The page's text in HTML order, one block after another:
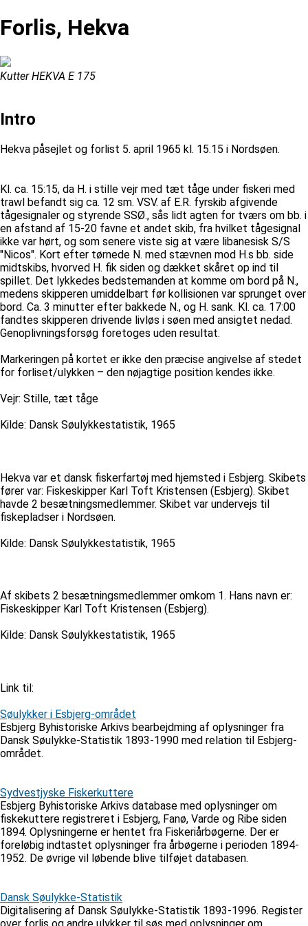
Forlis, Hekva
Kutter HEKVA E 175
Intro
Hekva påsejlet og forlist 5. april 1965 kl. 15.15 i Nordsøen.
Kl. ca. 15:15, da H. i stille vejr med tæt tåge under fiskeri med
trawl befandt sig ca. 12 sm. VSV. af E.R. fyrskib afgivende
tågesignaler og styrende SSØ., sås lidt agten for tværs om bb. i
en afstand af 15-20 favne et andet skib, fra hvilket tågesignal
ikke var hørt, og som senere viste sig at være libanesisk S/S
"Nicos". Kort efter tørnede N. med stævnen mod H.s bb. side
midtskibs, hvorved H. fik siden og dækket skåret op ind til
spillet. Det lykkedes bedstemanden at komme om bord på N.,
medens skipperen umiddelbart før kollisionen var sprunget over
bord. Ca. 3 minutter efter bakkede N., og H. sank. Kl. ca. 17:00
fandtes skipperen drivende livløs i søen med ansigtet nedad.
Genoplivningsforsøg foretoges uden resultat.
Markeringen på kortet er ikke den præcise angivelse af stedet
for forliset/ulykken – den nøjagtige position kendes ikke.
Vejr: Stille, tæt tåge
Kilde: Dansk Søulykkestatistik, 1965
Hekva var et dansk fiskerfartøj med hjemsted i Esbjerg. Skibets
fører var: Fiskeskipper Karl Toft Kristensen (Esbjerg). Skibet
havde 2 besætningsmedlemmer. Skibet var undervejs til
fiskepladser i Nordsøen.
Kilde: Dansk Søulykkestatistik, 1965
Af skibets 2 besætningsmedlemmer omkom 1. Hans navn er:
Fiskeskipper Karl Toft Kristensen (Esbjerg).
Kilde: Dansk Søulykkestatistik, 1965
Link til:
Søulykker i Esbjerg-området
Esbjerg Byhistoriske Arkivs bearbejdming af oplysninger fra
Dansk Søulykke-Statistik 1893-1990 med relation til Esbjerg-
området.
Sydvestjyske Fiskerkuttere
Esbjerg Byhistoriske Arkivs database med oplysninger om
fiskekuttere registreret i Esbjerg, Fanø, Varde og Ribe siden
1894. Oplysningerne er hentet fra Fiskeriårbøgerne. Der er
foreløbig indtastet oplysninger fra årbøgerne i perioden 1894-
1952. De øvrige vil løbende blive tilføjet databasen.
Dansk Søulykke-Statistik
Digitalisering af Dansk Søulykke-Statistik 1893-1996. Register